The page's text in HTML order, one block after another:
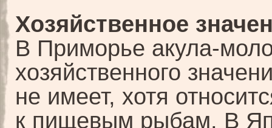
Хозяйственное
В Приморье акула-
хозяйственного
не имеет, хотя
к пищевым рыбам. В